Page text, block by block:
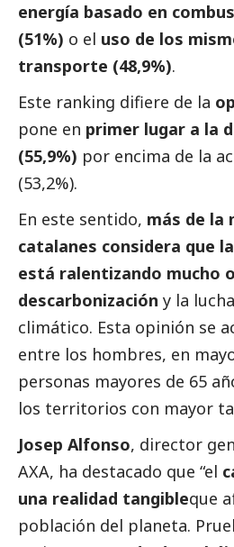
energía basado en
(51%) o el uso de los
transporte (48,9%).
Este ranking difiere de la
pone en primer lugar a la
(55,9%) por encima de la
(53,2%).
En este sentido, más de la
catalanes considera que
está ralentizando mucho
descarbonización y la
climático. Esta opinión se
entre los hombres, en
personas mayores de 65
los territorios con mayor
Josep Alfonso, director
AXA, ha destacado que “el
una realidad tangibleque
población del planeta.